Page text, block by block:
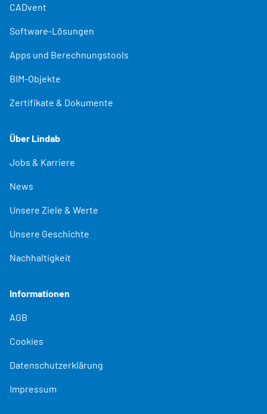
CADvent
Software-Lösungen
Apps und Berechnungstools
BIM-Objekte
Zertifikate & Dokumente
Über Lindab
Jobs & Karriere
News
Unsere Ziele & Werte
Unsere Geschichte
Nachhaltigkeit
Informationen
AGB
Cookies
Datenschutzerklärung
Impressum